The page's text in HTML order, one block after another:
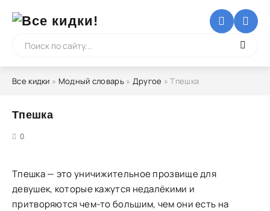
Все кидки » Модный словарь» Другое » Тпешка
Тпешка
0
Тпешка — это уничижительное прозвище для
девушек, которые кажутся недалёкими и
притворяются чем-то большим, чем они есть на